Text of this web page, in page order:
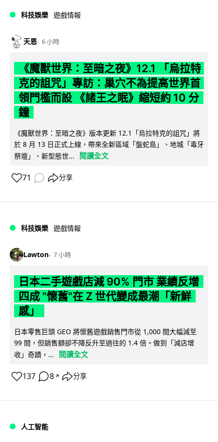
科技娛樂 遊戲情報
天恩 6 小時
《魔獸世界：至暗之夜》12.1 「烏拉特
克的詛咒」專訪：巢穴不為提高世界首
領門檻而設 《諸王之眠》縮短約 10 分
鐘
《魔獸世界：至暗之夜》版本更新 12.1「烏拉特克的詛咒」將
於 8 月 13 日正式上線，帶來全新區域「盤蛇島」、地城「毒牙
祭壇」、新型態世...
閱讀全文
71 分享
科技娛樂 遊戲情報
Lawton 7 小時
日本二手遊戲店減 90% 門市 業績反增
四成 "懷舊"在 Z 世代變成最潮「新鮮
感」
日本零售巨頭 GEO 將懷舊遊戲銷售門市從 1,000 間大幅減至
99 間，但銷售額卻不降反升至過往的 1.4 倍。做到「減店增
收」奇蹟，...
閱讀全文
137 8 ↗ 分享
人工智能